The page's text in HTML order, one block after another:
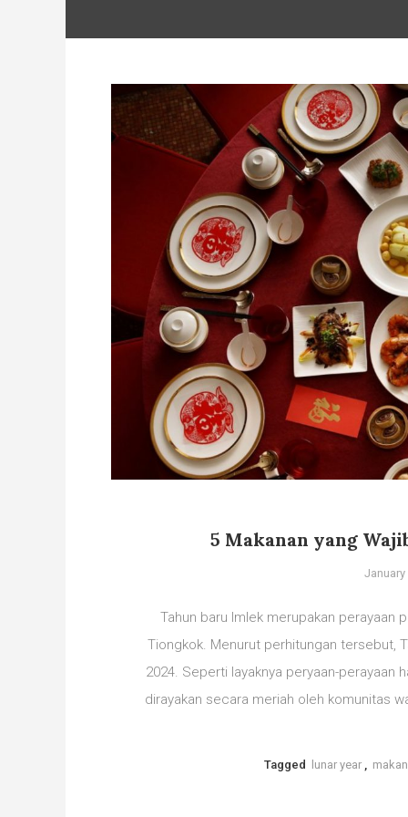
5 Makanan yang
January
Tahun baru Imlek merupakan perayaan
Tiongkok. Menurut perhitungan tersebut,
2024. Seperti layaknya peryaan-perayaan
dirayakan secara meriah oleh komunitas
Tagged lunar year